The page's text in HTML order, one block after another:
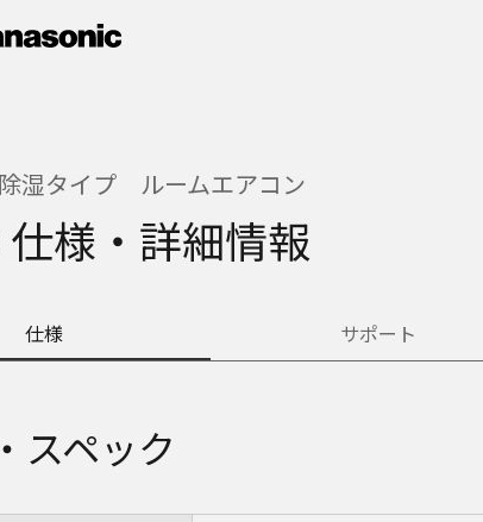
湿タイプ ルームエアコン
仕様・詳細情報
仕様 サポート
スペック